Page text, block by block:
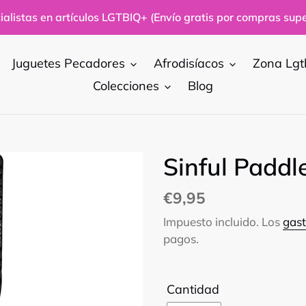
en artículos LGTBIQ+ (Envío gratis por compras
Juguetes Pecadores Afrodisíacos
Zona
Colecciones
Blog
Sinful
Precio
habitual
€9,95
Impuesto incluido. Los
pagos.
Cantidad